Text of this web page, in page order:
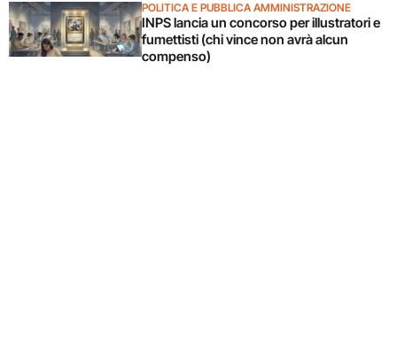
POLITICA E PUBBLICA AMMINISTRAZIONE
INPS lancia un concorso per illustratori e
fumettisti (chi vince non avrà alcun
compenso)